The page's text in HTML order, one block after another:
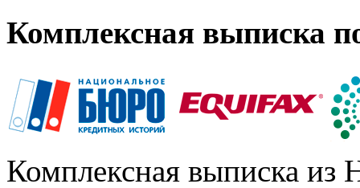
Комплексная выписка
Комплексная выписка из